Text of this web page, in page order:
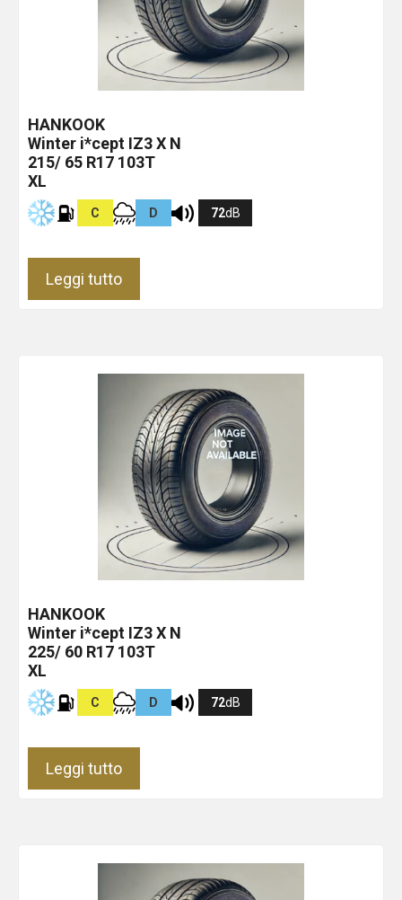
HANKOOK
Winter i*cept IZ3 X N
215/ 65 R17 103T
XL
C D 72dB
Leggi tutto
HANKOOK
Winter i*cept IZ3 X N
225/ 60 R17 103T
XL
C D 72dB
Leggi tutto